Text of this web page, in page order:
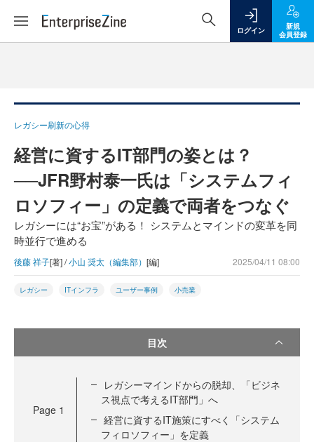
ログイン
新規
会員登録
レガシー刷新の心得
経営に資するIT部門の姿とは？
──JFR野村泰一氏は「システムフィ
ロソフィー」の定義で両者をつなぐ
レガシーには“お宝”がある！ システムとマインドの変革を同
時並行で進める
後藤 祥子[著] /小山 奨太（編集部） [編] 2025/04/11 08:00
レガシー ITインフラ ユーザー事例 小売業
目次
Page 1
レガシーマインドからの脱却、「ビジネ
ス視点で考えるIT部門」へ
経営に資するIT施策にすべく「システム
フィロソフィー」を定義